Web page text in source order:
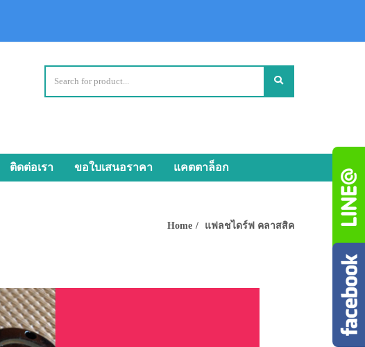
ติดต่อเรา ขอใบเสนอราคา แคตตาล็อก
Home แฟลชไดร์ฟ คลาสสิค